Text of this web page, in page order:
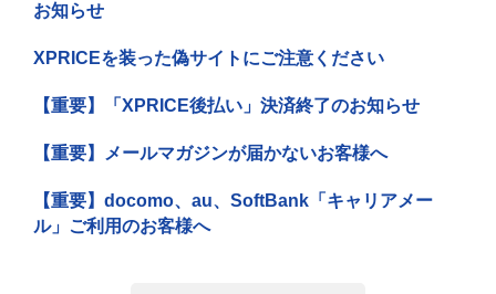
お知らせ
XPRICEを装った偽サイトにご注意ください
【重要】「XPRICE後払い」決済終了のお知らせ
【重要】メールマガジンが届かないお客様へ
【重要】docomo、au、SoftBank「キャリアメー
ル」ご利用のお客様へ